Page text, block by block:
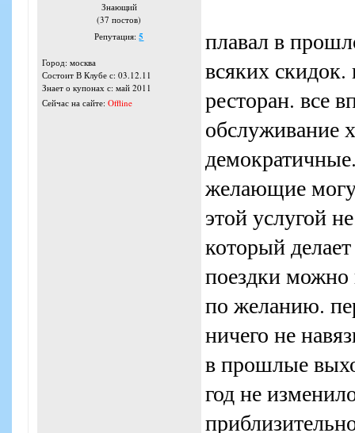
Знающий
(37 постов)
Репутация:5
Город: москва
Состоит В Клубе с: 03.12.11
Знает о купонах с: май 2011
Сейчас на сайте: Offline
плавал в
всяких
ресторан. все
обслуживание
желающие
этой услугой
который
поездки можно
по желанию.
ничего не
в прошлые
год не